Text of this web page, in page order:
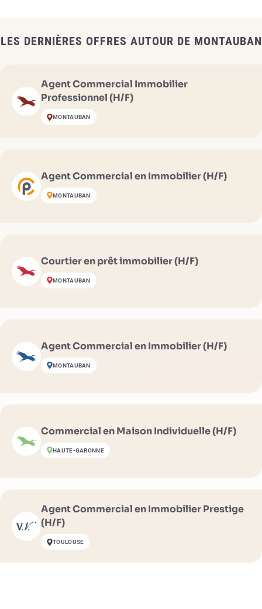
LES DERNIÈRES OFFRES AUTOUR DE MONTAUBAN
Agent Commercial Immobilier
Professionnel (H/F)
MONTAUBAN
Agent Commercial en Immobilier (H/F)
MONTAUBAN
Courtier en prêt immobilier (H/F)
MONTAUBAN
Agent Commercial en Immobilier (H/F)
MONTAUBAN
Commercial en Maison Individuelle (H/F)
HAUTE-GARONNE
Agent Commercial en Immobilier Prestige
(H/F)
TOULOUSE